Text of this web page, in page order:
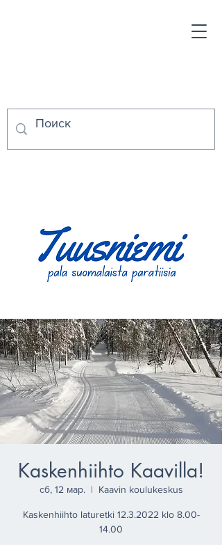
Kaskenhiihto Kaavilla!
сб, 12 мар.
  |
Kaavin koulukeskus
Kaskenhiihto laturetki 12.3.2022 klo 8.00-
14.00